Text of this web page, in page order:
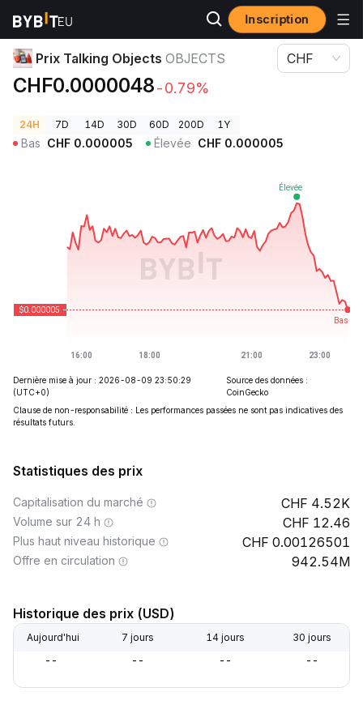
Inscription
Prix des cryptos Prix Talking Objects OBJECTS
Prix Talking Objects OBJECTS
CHF0.0000048-0.79%
CHF
24H 7D 14D 30D 60D 200D 1Y
Bas CHF 0.000005 Élevée CHF 0.000005
Dernière mise à jour : 2026-08-09 23:50:29
(UTC+0)
Source des données :
CoinGecko
Clause de non-responsabilité : Les performances passées ne sont pas indicatives des
résultats futurs.
Statistiques des prix
Capitalisation du marché 4.52K
Volume sur 24 h 12.46
Plus haut niveau historique 0.00126501
Offre en circulation 942.54M
Historique des prix (USD)
Aujourd'hui 7 jours 14 jours 30 jours
-- -- -- --